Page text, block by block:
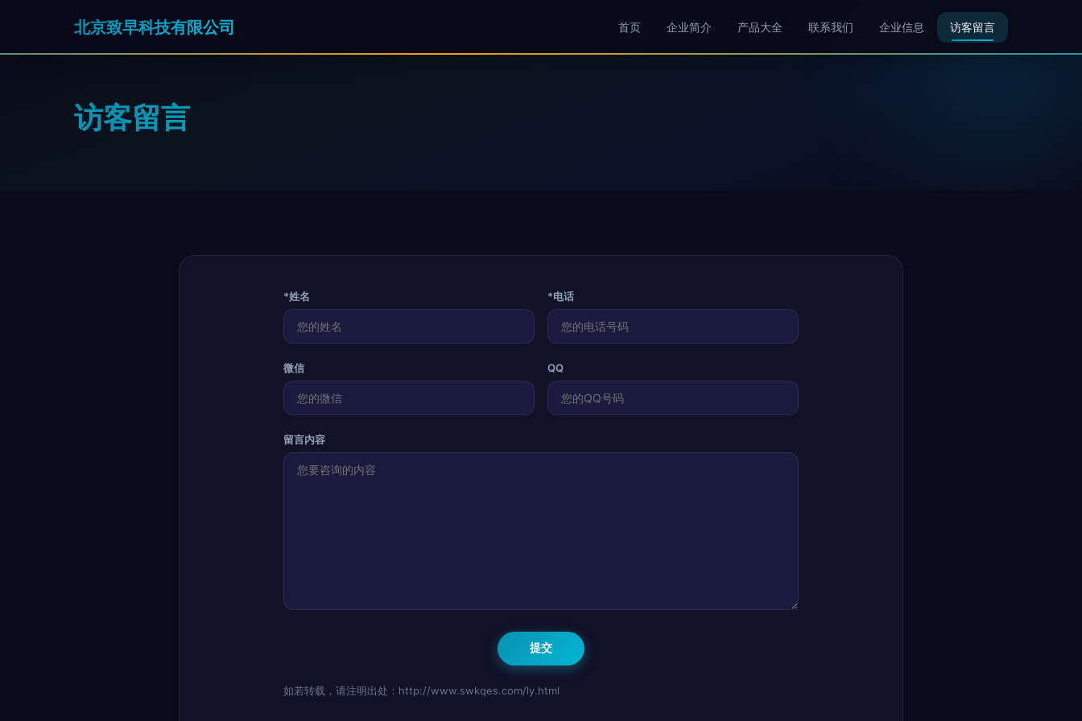
北京致早科技有限公司 首页 企业简介 产品大全 联系我们 企业信息 访客留言
访客留言
*姓名 *电话
微信 QQ
留言内容
如若转载，请注明出处：http://www.swkqes.com/ly.html